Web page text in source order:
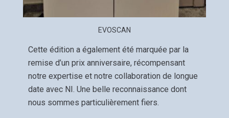
EVOSCAN
Cette édition a également été marquée par la
remise d’un prix anniversaire, récompensant
notre expertise et notre collaboration de longue
date avec NI. Une belle reconnaissance dont
nous sommes particulièrement fiers.